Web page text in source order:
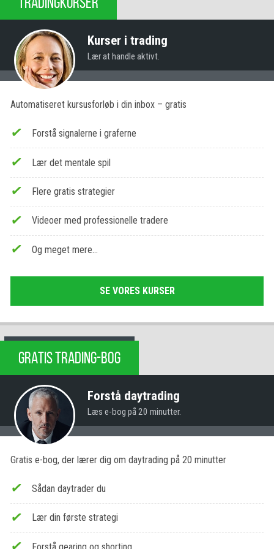
Kurser i trading
Lær at handle aktivt.
Automatiseret kursusforløb i din inbox – gratis
Forstå signalerne i graferne
Lær det mentale spil
Flere gratis strategier
Videoer med professionelle tradere
Og meget mere…
SE VORES KURSER
GRATIS TRADING-BOG
Forstå daytrading
Læs e-bog på 20 minutter.
Gratis e-bog, der lærer dig om daytrading på 20 minutter
Sådan daytrader du
Lær din første strategi